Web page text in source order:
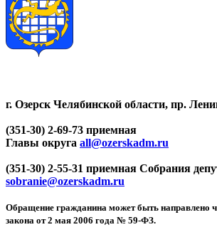
г. Озерск Челябинской области, пр.
(351-30) 2-69-73 приемная
Главы округа all@ozerskadm.ru
(351-30) 2-55-31 приемная Собрания
sobranie@ozerskadm.ru
Обращение гражданина может быть направлено
закона от 2 мая 2006 года № 59-ФЗ.